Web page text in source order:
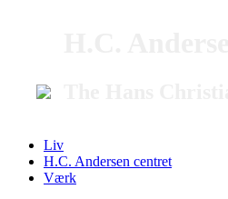
Liv
H.C. Andersen centret
Værk